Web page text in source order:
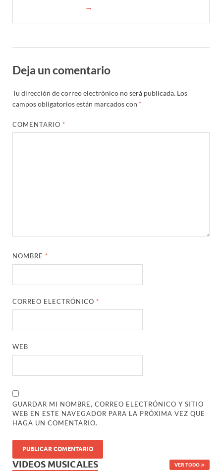
→
Deja un comentario
Tu dirección de correo electrónico no será publicada. Los
campos obligatorios están marcados con *
COMENTARIO *
NOMBRE *
CORREO ELECTRÓNICO *
WEB
GUARDAR MI NOMBRE, CORREO ELECTRÓNICO Y SITIO
WEB EN ESTE NAVEGADOR PARA LA PRÓXIMA VEZ QUE
HAGA UN COMENTARIO.
VIDEOS MUSICALES VER TODO